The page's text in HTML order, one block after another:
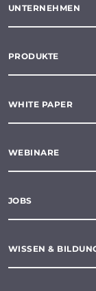
UNTERNEHMEN
PRODUKTE
WHITE PAPER
WEBINARE
JOBS
WISSEN &